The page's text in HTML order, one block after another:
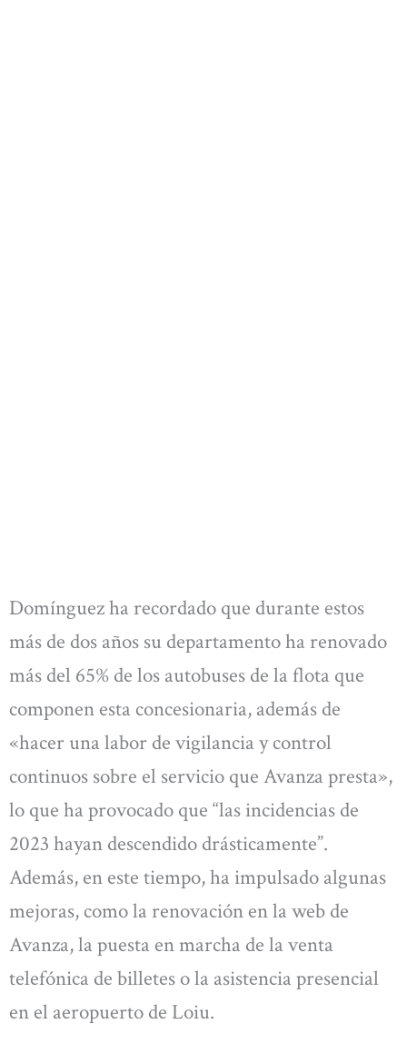
Domínguez ha recordado que durante estos
más de dos años su departamento ha renovado
más del 65% de los autobuses de la flota que
componen esta concesionaria, además de
«hacer una labor de vigilancia y control
continuos sobre el servicio que Avanza presta»,
lo que ha provocado que “las incidencias de
2023 hayan descendido drásticamente”.
Además, en este tiempo, ha impulsado algunas
mejoras, como la renovación en la web de
Avanza, la puesta en marcha de la venta
telefónica de billetes o la asistencia presencial
en el aeropuerto de Loiu.